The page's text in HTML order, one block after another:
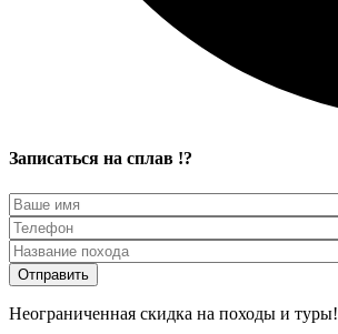
Записаться на сплав !?
Неограниченная скидка на походы и туры!